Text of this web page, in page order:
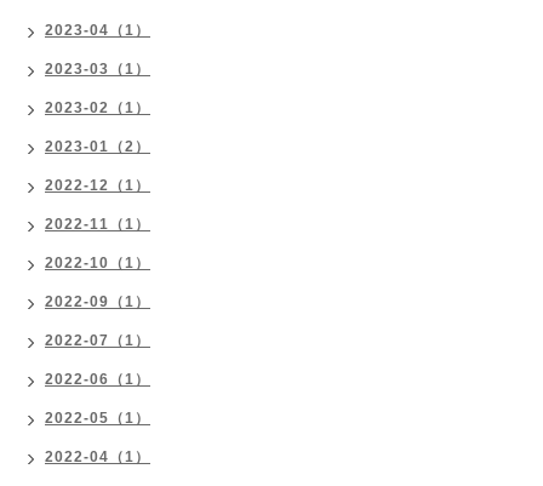
2023-04（1）
2023-03（1）
2023-02（1）
2023-01（2）
2022-12（1）
2022-11（1）
2022-10（1）
2022-09（1）
2022-07（1）
2022-06（1）
2022-05（1）
2022-04（1）